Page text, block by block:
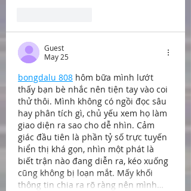
Guest
May 25
bongdalu 808 hôm bữa mình lướt
thấy bạn bè nhắc nên tiện tay vào coi
thử thôi. Mình không có ngồi đọc sâu
hay phân tích gì, chủ yếu xem họ làm
giao diện ra sao cho dễ nhìn. Cảm
giác đầu tiên là phần tỷ số trực tuyến
hiển thị khá gọn, nhìn một phát là
biết trận nào đang diễn ra, kéo xuống
cũng không bị loạn mắt. Mấy khối
thông tin chia ra rõ ràng nên mình…